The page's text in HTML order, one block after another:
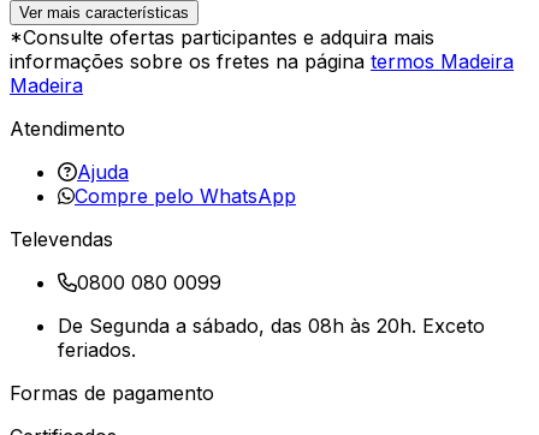
Ver mais características
*Consulte ofertas participantes e adquira mais
informações sobre os fretes na página termos Madeira
Madeira
Atendimento
Ajuda
Compre pelo WhatsApp
Televendas
0800 080 0099
De Segunda a sábado, das 08h às 20h. Exceto
feriados.
Formas de pagamento